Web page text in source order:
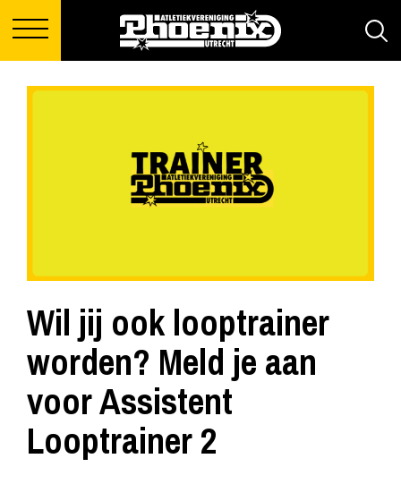
Wil jij ook looptrainer
worden? Meld je aan
voor Assistent
Looptrainer 2